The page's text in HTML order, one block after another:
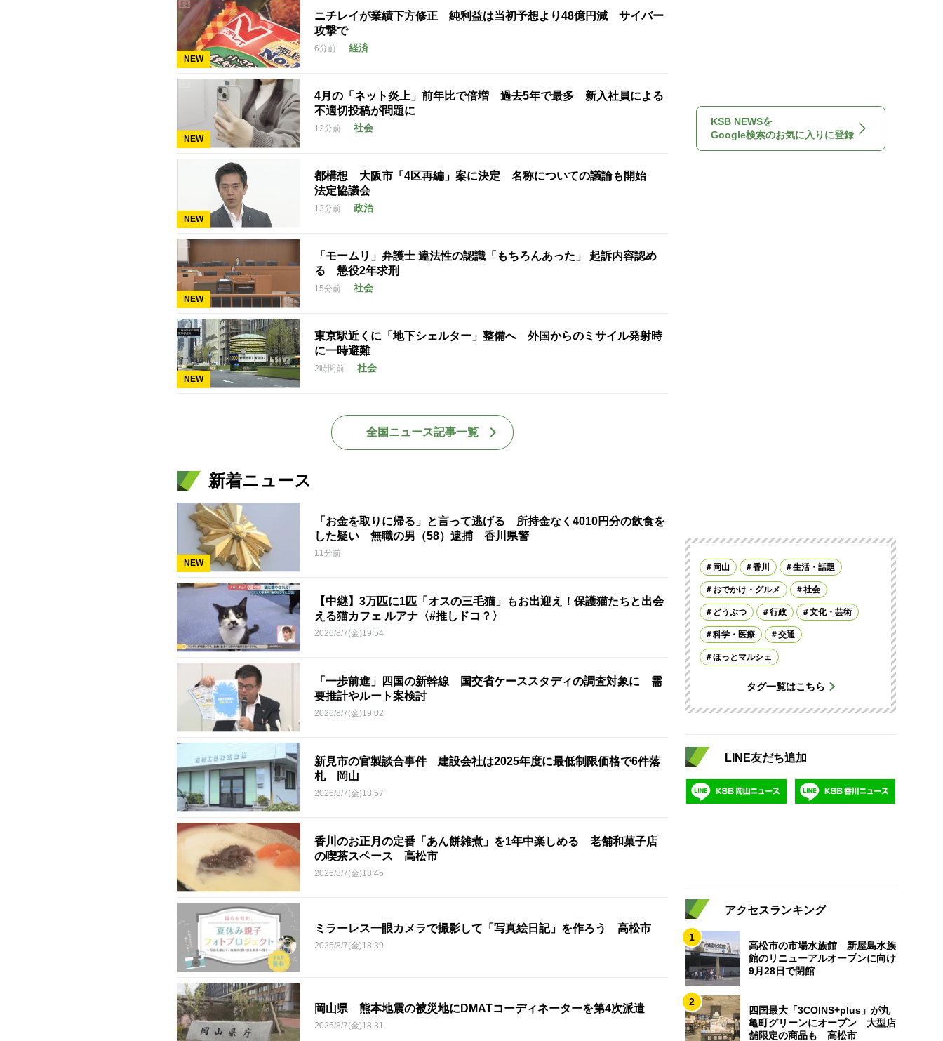
NEW
ニチレイが業績下方修正 純利益は当初予想より48億円減 サイバー
攻撃で
6分前 経済
NEW
4月の「ネット炎上」前年比で倍増 過去5年で最多 新入社員による
不適切投稿が問題に
12分前 社会
NEW
都構想 大阪市「4区再編」案に決定 名称についての議論も開始
法定協議会
13分前 政治
NEW
「モームリ」弁護士 違法性の認識「もちろんあった」 起訴内容認め
る 懲役2年求刑
15分前 社会
NEW
東京駅近くに「地下シェルター」整備へ 外国からのミサイル発射時
に一時避難
2時間前 社会
全国ニュース記事一覧
新着ニュース
NEW
「お金を取りに帰る」と言って逃げる 所持金なく4010円分の飲食を
した疑い 無職の男（58）逮捕 香川県警
11分前
【中継】3万匹に1匹「オスの三毛猫」もお出迎え！保護猫たちと出会
える猫カフェ ルアナ〈#推しドコ？〉
2026/8/7(金)19:54
「一歩前進」四国の新幹線 国交省ケーススタディの調査対象に 需
要推計やルート案検討
2026/8/7(金)19:02
新見市の官製談合事件 建設会社は2025年度に最低制限価格で6件落
札 岡山
2026/8/7(金)18:57
香川のお正月の定番「あん餅雑煮」を1年中楽しめる 老舗和菓子店
の喫茶スペース 高松市
2026/8/7(金)18:45
ミラーレス一眼カメラで撮影して「写真絵日記」を作ろう 高松市
2026/8/7(金)18:39
岡山県 熊本地震の被災地にDMATコーディネーターを第4次派遣
2026/8/7(金)18:31
KSB NEWSを
Google検索のお気に入りに登録
岡山 香川 生活・話題
おでかけ・グルメ 社会
どうぶつ 行政 文化・芸術
科学・医療 交通
ほっとマルシェ
タグ一覧はこちら
LINE友だち追加
アクセスランキング
1
高松市の市場水族館 新屋島水族
館のリニューアルオープンに向け
9月28日で閉館
2
四国最大「3COINS+plus」が丸
亀町グリーンにオープン 大型店
舗限定の商品も 高松市